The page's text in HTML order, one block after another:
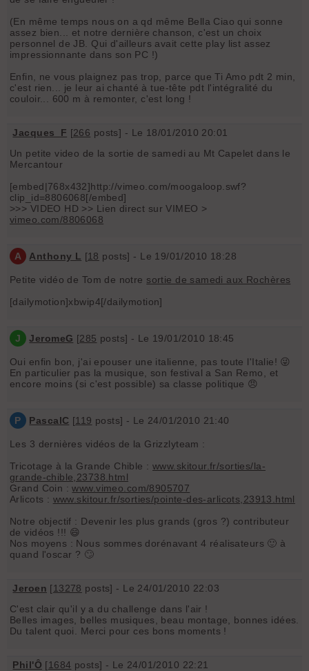
(En même temps nous on a qd même Bella Ciao qui sonne
assez bien... et notre dernière chanson, c'est un choix
personnel de JB. Qui d'ailleurs avait cette play list assez
impressionnante dans son PC !)
Enfin, ne vous plaignez pas trop, parce que Ti Amo pdt 2 min,
c'est rien... je leur ai chanté à tue-tête pdt l'intégralité du
couloir... 600 m à remonter, c'est long !
Jacques_F [266 posts] - Le 18/01/2010 20:01
Un petite video de la sortie de samedi au Mt Capelet dans le
Mercantour
[embed|768x432]http://vimeo.com/moogaloop.swf?
clip_id=8806068[/embed]
>>> VIDEO HD >> Lien direct sur VIMEO >
vimeo.com/8806068
A Anthony L [18 posts] - Le 19/01/2010 18:28
Petite vidéo de Tom de notre sortie de samedi aux Rochères
[dailymotion]xbwip4[/dailymotion]
J JeromeG [285 posts] - Le 19/01/2010 18:45
Oui enfin bon, j'ai epouser une italienne, pas toute l'Italie! 😜
En particulier pas la musique, son festival a San Remo, et
encore moins (si c'est possible) sa classe politique 😠
P PascalC [119 posts] - Le 24/01/2010 21:40
Les 3 dernières vidéos de la Grizzlyteam :
Tricotage à la Grande Chible :www.skitour.fr/sorties/la-
grande-chible,23738.html
Grand Coin :www.vimeo.com/8905707
Arlicots : www.skitour.fr/sorties/pointe-des-arlicots,23913.html
Notre objectif : Devenir les plus grands (gros ?) contributeur
de vidéos !!! 😄
Nos moyens : Nous sommes dorénavant 4 réalisateurs 🙂 à
quand l'oscar ? 🙄
Jeroen [13278 posts] - Le 24/01/2010 22:03
C'est clair qu'il y a du challenge dans l'air !
Belles images, belles musiques, beau montage, bonnes idées.
Du talent quoi. Merci pour ces bons moments !
Phil'Ô [1684 posts] - Le 24/01/2010 22:21